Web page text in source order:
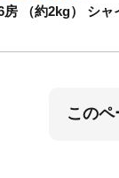
（約2kg） シ
この